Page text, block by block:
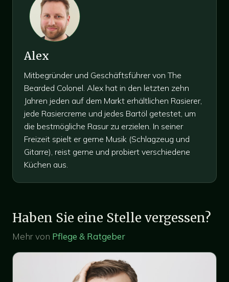
Alex
Mitbegründer und Geschäftsführer von The
Bearded Colonel. Alex hat in den letzten zehn
Jahren jeden auf dem Markt erhältlichen Rasierer,
jede Rasiercreme und jedes Bartöl getestet, um
die bestmögliche Rasur zu erzielen. In seiner
Freizeit spielt er gerne Musik (Schlagzeug und
Gitarre), reist gerne und probiert verschiedene
Küchen aus.
Haben Sie eine Stelle vergessen?
Mehr von Pflege & Ratgeber